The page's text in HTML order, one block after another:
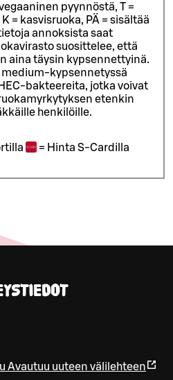
pyynnöstä, T =
= kasvisruoka, PÄ = sisältää
annoksista saat
suosittelee, että
aina täysin kypsennettyinä.
medium-kypsennetyssä
bakteereita, jotka voivat
etenkin
henkilöille.
= Hinta S-Cardilla
Avautuu uuteen välilehteen